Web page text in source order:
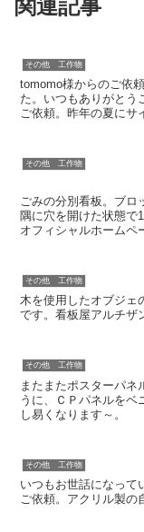
関連記事
その他 工作物
tomomo様からのご依
た。いつもありがとう
ご依頼。昨年の夏にサ
その他 工作物
ごみの分別看板。ブロ
隅に穴を開けた状態で
オフィシャルホーム
その他 工作物
木を使用したオブジェ
です。看板屋アルチザ
その他 工作物
またまたポスターパネ
うに、ＣＰパネルをベ
し易くなります～。
その他 工作物
いつもお世話になって
ご依頼。アクリル製の